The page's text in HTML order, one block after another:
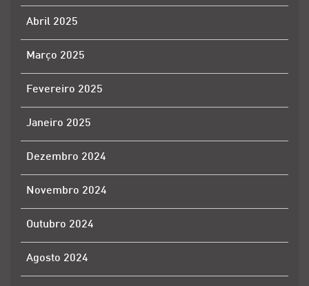
Abril 2025
Março 2025
Fevereiro 2025
Janeiro 2025
Dezembro 2024
Novembro 2024
Outubro 2024
Agosto 2024